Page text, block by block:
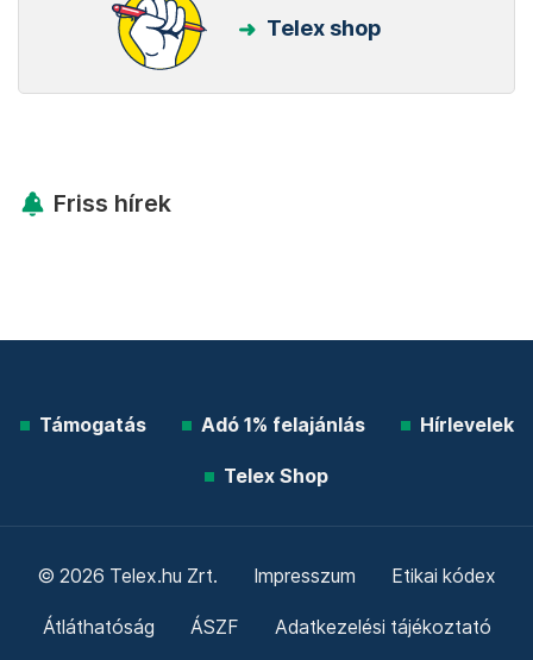
Telex shop
Friss hírek
Támogatás Adó 1% felajánlás Hírlevelek
Telex Shop
© 2026 Telex.hu Zrt. Impresszum Etikai kódex
Átláthatóság ÁSZF Adatkezelési tájékoztató